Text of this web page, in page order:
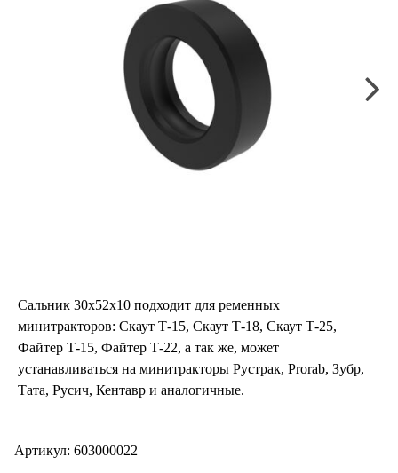
Сальник 30х52х10 подходит для ременных
минитракторов: Скаут Т-15, Скаут Т-18, Скаут Т-25,
Файтер Т-15, Файтер Т-22, а так же, может
устанавливаться на минитракторы Рустрак, Prorab, Зубр,
Тата, Русич, Кентавр и аналогичные.
Артикул: 603000022